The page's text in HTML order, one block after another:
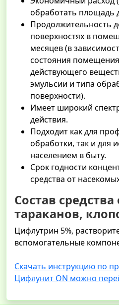
обработать площадь
Продолжительность
поверхностях в
месяцев (в
состояния
действующего
эмульсии и типа
поверхности).
Имеет широкий
действия.
Подходит как для
обработки, так и для
населением в быту.
Срок годности
средства от
Состав
тараканов,
Цифлутрин 5%,
вспомогательные
Скачать инструкцию по
Цифлунит ON можно